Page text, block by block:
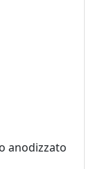
anodizzato